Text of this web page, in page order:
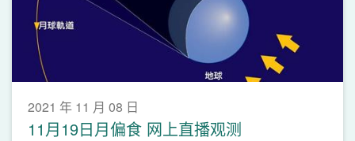
2021 年 11 月 08 日
11月19日月偏食 网上直播观测